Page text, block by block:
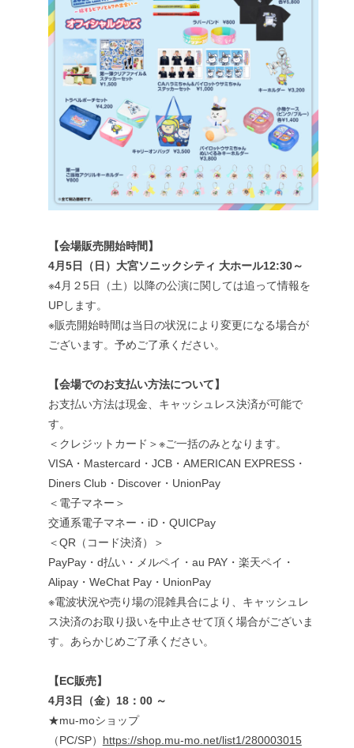
【会場販売開始時間】
4月 5日（日）大宮ソニックシティ 大ホール12:30～
※4月２5日（土）以降の公演に関しては追って情報を
UPします。
※販売開始時間は当日の状況により変更になる場合が
ございます。予めご了承ください。
【会場でのお支払い方法について】
お支払い方法は現金、キャッシュレス決済が可能で
す。
＜クレジットカード＞※ご一括のみとなります。
VISA・ Mastercard ・ JCB・ AMERICAN EXPRESS・
Diners Club・ Discover・ UnionPay
＜電子マネー＞
交通系電子マネー・ iD・ QUICPay
＜QR（コード決済）＞
PayPay・ d払い・メルペイ・ au PAY・楽天ペイ・
Alipay・ WeChat Pay・ UnionPay
※電波状況や売り場の混雑具合により、キャッシュレ
ス決済のお取り扱いを中止させて頂く場合がございま
す。あらかじめご了承ください。
【EC販売】
4月 3日（金） 18： 00 ～
★mu-moショップ
（PC/SP） https://shop.mu-mo.net/list1/280003015